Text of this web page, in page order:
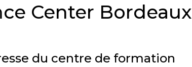
Center Bordeaux
du centre de formation